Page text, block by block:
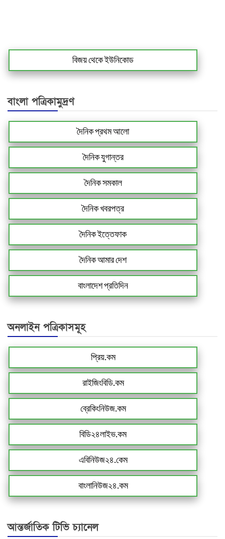
বিজয় থেকে ইউনিকোড
বাংলা পত্রিকামুদ্রণ
দৈনিক প্রথম আলো
দৈনিক যুগান্তর
দৈনিক সমকাল
দৈনিক খবরপত্র
দৈনিক ইত্তেফাক
দৈনিক আমার দেশ
বাংলাদেশ প্রতিদিন
অনলাইন পত্রিকাসমূহ
প্রিয়.কম
রাইজিংবিডি.কম
ব্রেকিংনিউজ.কম
বিডি২৪লাইভ.কম
এবিনিউজ২৪.কেম
বাংলানিউজ২৪.কম
আন্তর্জাতিক টিভি চ্যানেল